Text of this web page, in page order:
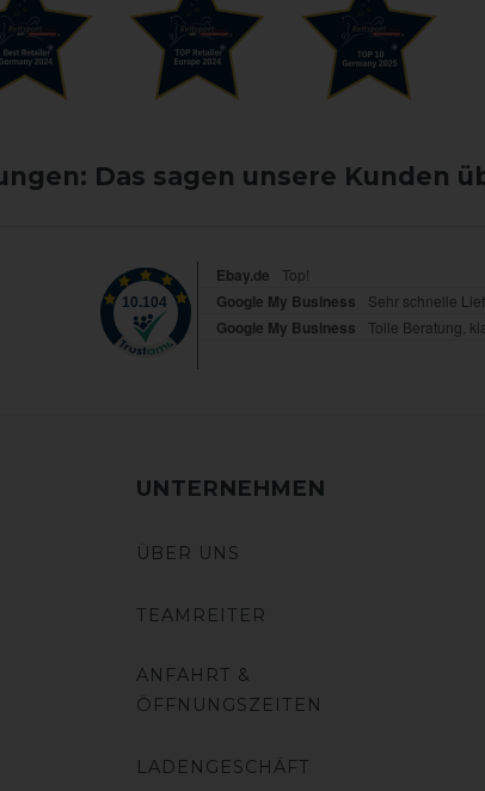
Das sagen unsere Kunden
UNTERNEHMEN
ÜBER UNS
TEAMREITER
ANFAHRT &
ÖFFNUNGSZEITEN
LADENGESCHÄFT